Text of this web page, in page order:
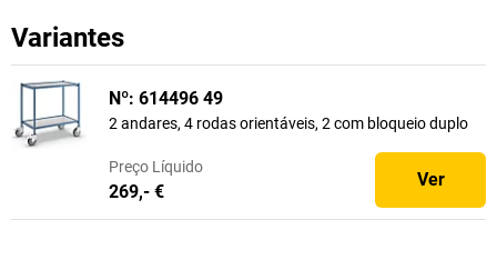
Variantes
Nº: 614496 49
2 andares, 4 rodas orientáveis, 2 com bloqueio duplo
Preço Líquido
269,- €
Ver